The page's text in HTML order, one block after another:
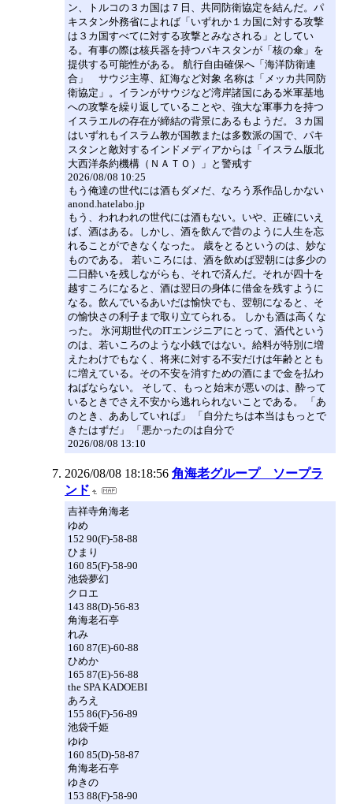
ン、トルコの３カ国は７日、共同防衛協定を結んだ。パ
キスタン外務省によれば「いずれか１カ国に対する攻撃
は３カ国すべてに対する攻撃とみなされる」としてい
る。有事の際は核兵器を持つパキスタンが「核の傘」を
提供する可能性がある。 航行自由確保へ「海洋防衛連
合」 サウジ主導、紅海など対象 名称は「メッカ共同防
衛協定」。イランがサウジなど湾岸諸国にある米軍基地
への攻撃を繰り返していることや、強大な軍事力を持つ
イスラエルの存在が締結の背景にあるもようだ。３カ国
はいずれもイスラム教が国教または多数派の国で、パキ
スタンと敵対するインドメディアからは「イスラム版北
大西洋条約機構（ＮＡＴＯ）」と警戒す
2026/08/08 10:25
もう俺達の世代には酒もダメだ、なろう系作品しかない
anond.hatelabo.jp
もう、われわれの世代には酒もない。いや、正確にいえ
ば、酒はある。しかし、酒を飲んで昔のように人生を忘
れることができなくなった。 歳をとるというのは、妙な
ものである。 若いころには、酒を飲めば翌朝には多少の
二日酔いを残しながらも、それで済んだ。それが四十を
越すころになると、酒は翌日の身体に借金を残すように
なる。飲んでいるあいだは愉快でも、翌朝になると、そ
の愉快さの利子まで取り立てられる。 しかも酒は高くな
った。 氷河期世代のITエンジニアにとって、酒代という
のは、若いころのような小銭ではない。給料が特別に増
えたわけでもなく、将来に対する不安だけは年齢ととも
に増えている。その不安を消すための酒にまで金を払わ
ねばならない。 そして、もっと始末が悪いのは、酔って
いるときでさえ不安から逃れられないことである。 「あ
のとき、ああしていれば」 「自分たちは本当はもっとで
きたはずだ」 「悪かったのは自分で
2026/08/08 13:10
2026/08/08 18:18:56 角海老グループ ソープラ
ンド
吉祥寺角海老
ゆめ
152 90(F)-58-88
ひまり
160 85(F)-58-90
池袋夢幻
クロエ
143 88(D)-56-83
角海老石亭
れみ
160 87(E)-60-88
ひめか
165 87(E)-56-88
the SPA KADOEBI
あろえ
155 86(F)-56-89
池袋千姫
ゆゆ
160 85(D)-58-87
角海老石亭
ゆきの
153 88(F)-58-90